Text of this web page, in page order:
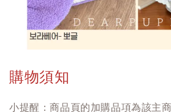
購物須知
小提醒：商品頁的加購品項為該主